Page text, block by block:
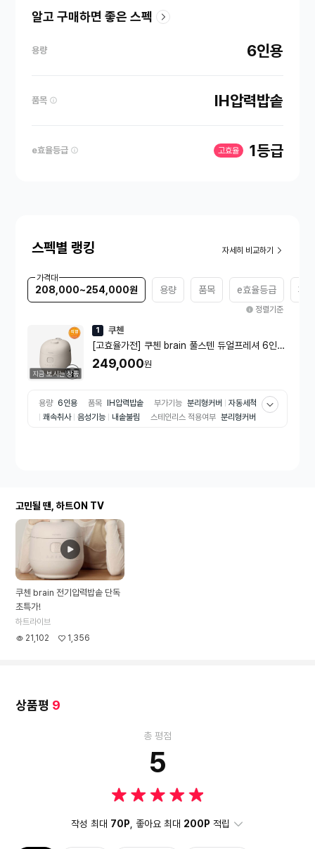
알고 구매하면 좋은 스펙
용량 6인용
품목 IH압력밥솥
e효율등급 고효율 1등급
스펙별 랭킹 자세히 비교하기
가격대
208,000~254,000원 용량 품목 e효율등급 패킹
정렬기준
지금 보시는 상품
1 쿠첸
[고효율가전] 쿠첸 brain 풀스텐 듀얼프레셔 6인용
IH전기압력밥솥 CRH-TWS0611E (베이지)
249,000원
용량 6인용 품목 IH압력밥솥 부가기능 분리형커버
자동세척
쾌속취사
음성기능 내솥불림 스테인리스 적용여부 분리형커버
고민될 땐, 하트ON TV
쿠첸 brain 전기압력밥솥 단독
초특가!
하트라이브
21,102
1,356
상품평 9
총 평점
5
작성 최대 70P , 좋아요 최대 200P 적립